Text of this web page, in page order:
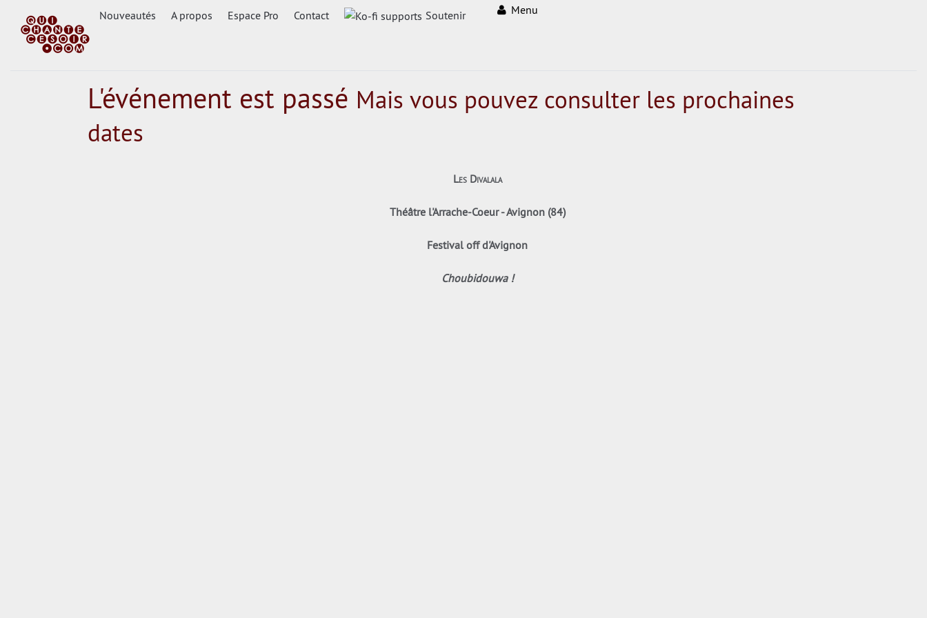
Nouveautés A propos Espace Pro Contact Soutenir Menu
L'événement est passé Mais vous pouvez consulter les prochaines
dates
Les Divalala
Théâtre l'Arrache-Coeur - Avignon (84)
Festival off d'Avignon
Choubidouwa !